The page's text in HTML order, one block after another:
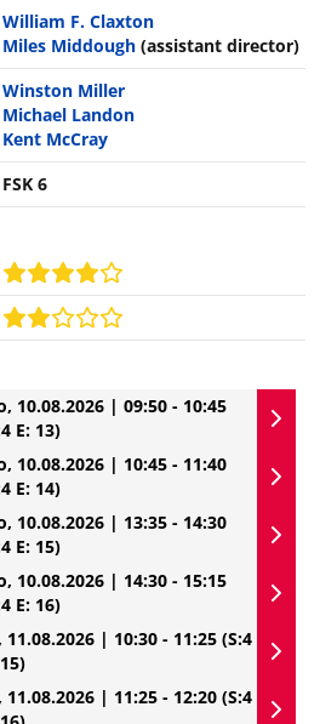
William F. Claxton
Miles Middough (assistant director)
Winston Miller
Michael Landon
Kent McCray
FSK 6
10.08.2026 | 09:50 - 10:45
E: 13)
10.08.2026 | 10:45 - 11:40
E: 14)
10.08.2026 | 13:35 - 14:30
E: 15)
10.08.2026 | 14:30 - 15:15
E: 16)
11.08.2026 | 10:30 - 11:25 (S:4
11.08.2026 | 11:25 - 12:20 (S:4